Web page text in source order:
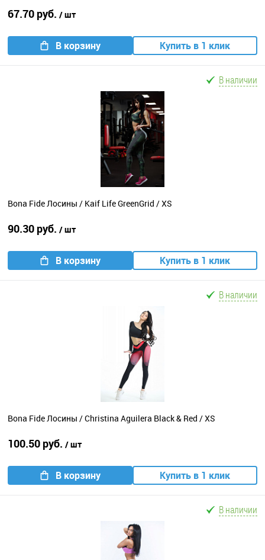
67.70 руб. / шт
В корзину Купить в 1 клик
В наличии
Bona Fide Лосины / Kaif Life GreenGrid / XS
90.30 руб. / шт
В корзину Купить в 1 клик
В наличии
Bona Fide Лосины / Christina Aguilera Black & Red / XS
100.50 руб. / шт
В корзину Купить в 1 клик
В наличии